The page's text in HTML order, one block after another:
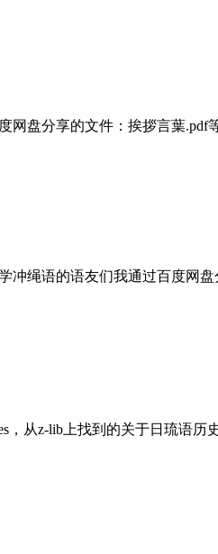
盘分享的文件：挨拶言葉.pdf
绳语的语友们我通过百度网
，从z-lib上找到的关于日琉